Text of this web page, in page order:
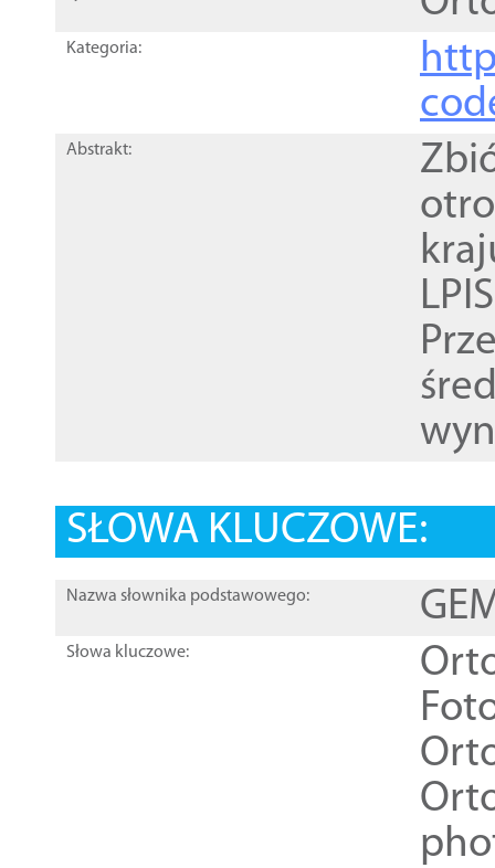
Kategoria:
Abstrakt:
SŁOWA KLUCZOWE:
Nazwa słownika podstawowego:
Słowa kluczowe: